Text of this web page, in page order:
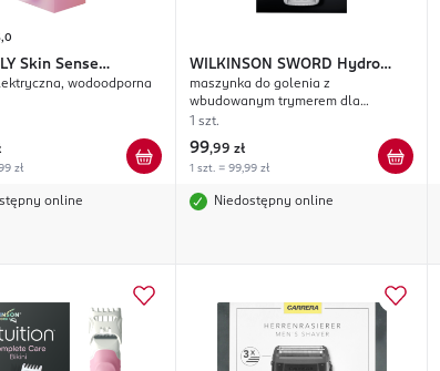
Skin Sense
wodoodporna
zł
online
WILKINSON SWORD Hydro
Trim & Shave Skin Protection
maszynka do golenia z
wbudowanym trymerem dla
mężczyzn, 5 ostrzowa
1 szt.
99,99 zł
1 szt. = 99,99 zł
Niedostępny online